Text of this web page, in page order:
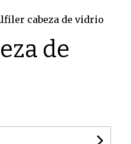
cabeza de vidrio
de